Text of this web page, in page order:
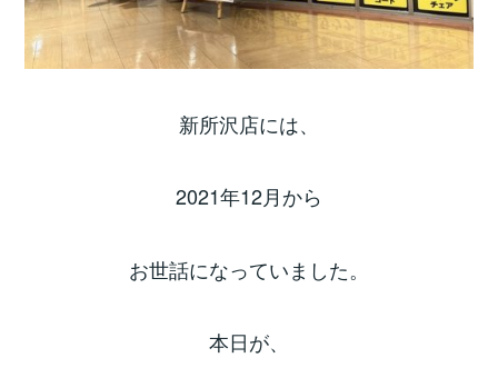
新所沢店には、
2021年12月から
お世話になっていました。
本日が、